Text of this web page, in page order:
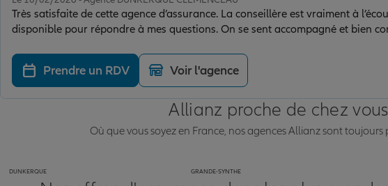
Très satisfaite de cette agence d’assurance. La conseillère est vraiment à
disponible pour répondre à mes questions. On se sent accompagné et bien
Prendre un RDV Voir l'agence
Allianz proche de chez vous
Où que vous soyez en France, nos agences Allianz sont toujours
DUNKERQUE GRANDE-SYNTHE